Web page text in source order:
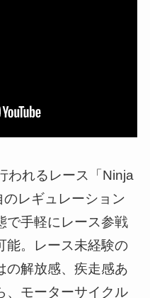
われるレース「Ninja
レギュレーション
で手軽にレース参戦
能。レース未経験の
の解放感、疾走感あ
、モーターサイクル